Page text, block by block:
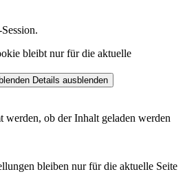
bleibt nur für die aktuelle
Details ausblenden
werden, ob der Inhalt geladen werden
bleiben nur für die aktuelle Seite